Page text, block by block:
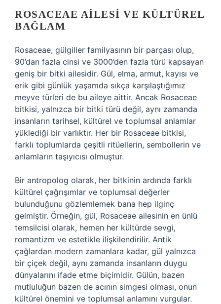
ROSACEAE AILESI VE KÜLTÜREL
BAĞLAM
Rosaceae, gülgiller familyasının bir parçası olup,
90’dan fazla cinsi ve 3000’den fazla türü kapsayan
geniş bir bitki ailesidir. Gül, elma, armut, kayısı ve
erik gibi günlük yaşamda sıkça karşılaştığımız
meyve türleri de bu aileye aittir. Ancak Rosaceae
bitkisi, yalnızca bir bitki türü değil, aynı zamanda
insanların tarihsel, kültürel ve toplumsal anlamlar
yüklediği bir varlıktır. Her bir Rosaceae bitkisi,
farklı toplumlarda çeşitli ritüellerin, sembollerin ve
anlamların taşıyıcısı olmuştur.
Bir antropolog olarak, her bitkinin ardında farklı
kültürel çağrışımlar ve toplumsal değerler
bulunduğunu gözlemlemek bana hep ilginç
gelmiştir. Örneğin, gül, Rosaceae ailesinin en ünlü
temsilcisi olarak, hemen her kültürde sevgi,
romantizm ve estetikle ilişkilendirilir. Antik
çağlardan modern zamanlara kadar, gül yalnızca
bir çiçek değil, aynı zamanda insanların duygu
dünyalarını ifade etme biçimidir. Gülün, bazen
mutluluğun bazen de acının simgesi olması, onun
kültürel önemini ve toplumsal anlamını vurgular.